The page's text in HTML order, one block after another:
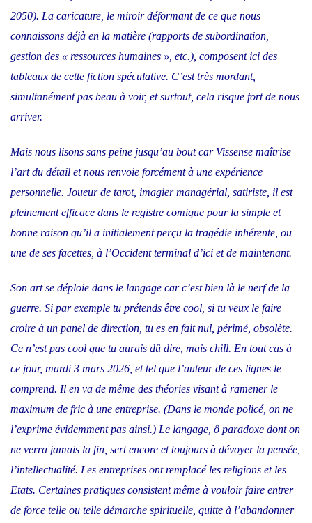
2050). La caricature, le miroir déformant de ce que nous
connaissons déjà en la matière (rapports de subordination,
gestion des « ressources humaines », etc.), composent ici des
tableaux de cette fiction spéculative. C’est très mordant,
simultanément pas beau à voir, et surtout, cela risque fort de nous
arriver.
Mais nous lisons sans peine jusqu’au bout car Vissense maîtrise
l’art du détail et nous renvoie forcément à une expérience
personnelle. Joueur de tarot, imagier managérial, satiriste, il est
pleinement efficace dans le registre comique pour la simple et
bonne raison qu’il a initialement perçu la tragédie inhérente, ou
une de ses facettes, à l’Occident terminal d’ici et de maintenant.
Son art se déploie dans le langage car c’est bien là le nerf de la
guerre. Si par exemple tu prétends être cool , si tu veux le faire
croire à un panel de direction, tu es en fait nul, périmé, obsolète.
Ce n’est pas cool que tu aurais dû dire, mais chill. En tout cas à
ce jour, mardi 3 mars 2026, et tel que l’auteur de ces lignes le
comprend. Il en va de même des théories visant à ramener le
maximum de fric à une entreprise. (Dans le monde policé, on ne
l’exprime évidemment pas ainsi.) Le langage, ô paradoxe dont on
ne verra jamais la fin, sert encore et toujours à dévoyer la pensée,
l’intellectualité. Les entreprises ont remplacé les religions et les
Etats. Certaines pratiques consistent même à vouloir faire entrer
de force telle ou telle démarche spirituelle, quitte à l’abandonner